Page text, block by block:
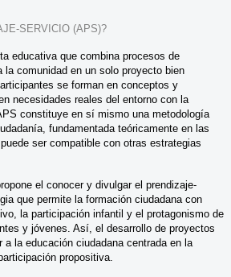
SERVICIO (APS)?
educativa que combina procesos de
la comunidad en un solo proyecto bien
se forman en conceptos y
necesidades reales del entorno con la
constituye en sí mismo una metodología
fundamentada teóricamente en las
ser compatible con otras estrategias
el conocer y divulgar el prendizaje-
que permite la formación ciudadana con
la participación infantil y el protagonismo de
y jóvenes. Así, el desarrollo de proyectos
a la educación ciudadana centrada en la
propositiva.